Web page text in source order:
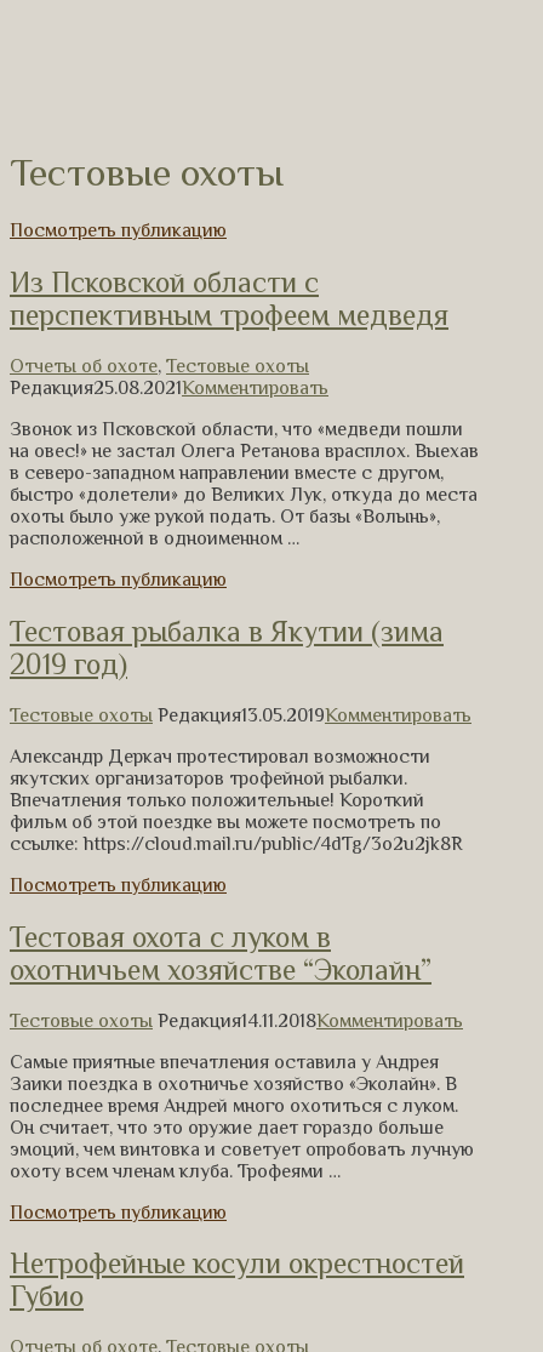
Тестовые охоты
Посмотреть публикацию
Из Псковской области с
перспективным трофеем медведя
Отчеты об охоте, Тестовые охоты
Редакция25.08.2021Комментировать
Звонок из Псковской области, что «медведи пошли
на овес!» не застал Олега Ретанова врасплох. Выехав
в северо-западном направлении вместе с другом,
быстро «долетели» до Великих Лук, откуда до места
охоты было уже рукой подать. От базы «Волынь»,
расположенной в одноименном …
Посмотреть публикацию
Тестовая рыбалка в Якутии (зима
2019 год)
Тестовые охоты Редакция13.05.2019Комментировать
Александр Деркач протестировал возможности
якутских организаторов трофейной рыбалки.
Впечатления только положительные! Короткий
фильм об этой поездке вы можете посмотреть по
ссылке: https://cloud.mail.ru/public/4dTg/3o2u2jk8R
Посмотреть публикацию
Тестовая охота с луком в
охотничьем хозяйстве “Эколайн”
Тестовые охоты Редакция14.11.2018Комментировать
Самые приятные впечатления оставила у Андрея
Заики поездка в охотничье хозяйство «Эколайн». В
последнее время Андрей много охотиться с луком.
Он считает, что это оружие дает гораздо больше
эмоций, чем винтовка и советует опробовать лучную
охоту всем членам клуба. Трофеями …
Посмотреть публикацию
Нетрофейные косули окрестностей
Губио
Отчеты об охоте, Тестовые охоты